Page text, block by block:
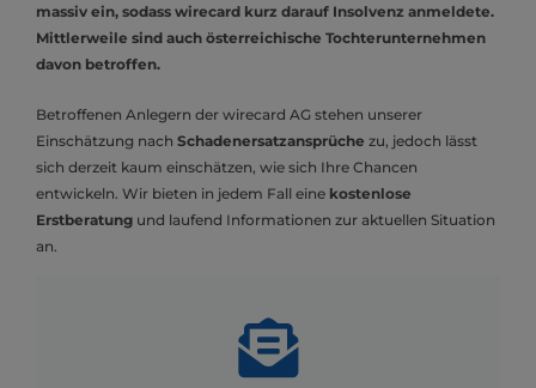
massiv ein, sodass wirecard kurz darauf Insolvenz anmeldete.
Mittlerweile sind auch österreichische Tochterunternehmen
davon betroffen.
Betroffenen Anlegern der wirecard AG stehen unserer
Einschätzung nach Schadenersatzansprüche zu, jedoch lässt
sich derzeit kaum einschätzen, wie sich Ihre Chancen
entwickeln. Wir bieten in jedem Fall eine kostenlose
Erstberatung und laufend Informationen zur aktuellen Situation
an.